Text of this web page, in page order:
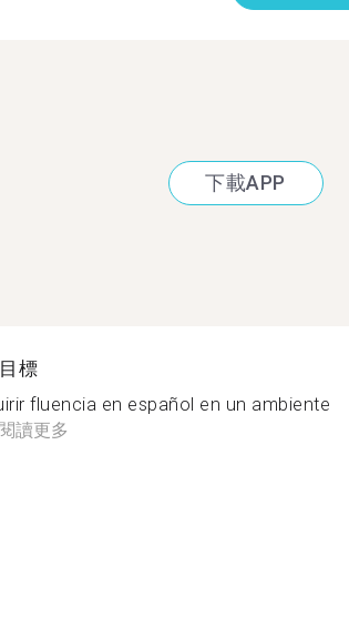
下載APP
標
fluencia en español en un ambiente
閱讀更多